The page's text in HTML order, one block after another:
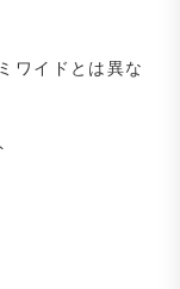
ワイドとは異な